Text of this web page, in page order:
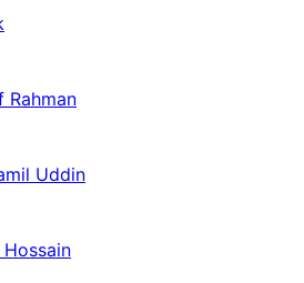
Rahman
Uddin
Hossain